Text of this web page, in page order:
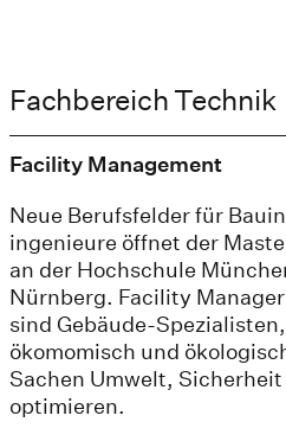
Fachbereich Technik
Facility Management
Neue Berufsfelder für
ingenieure öffnet der
an der Hochschule
Nürnberg. Facility
sind Gebäude-
ökomomisch und
Sachen Umwelt,
optimieren.